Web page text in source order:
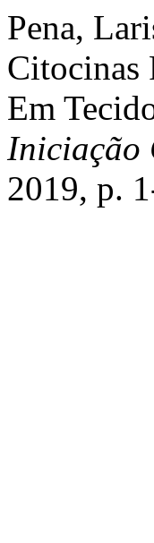
Pena,
Citocinas
Em
Iniciação
2019, p.